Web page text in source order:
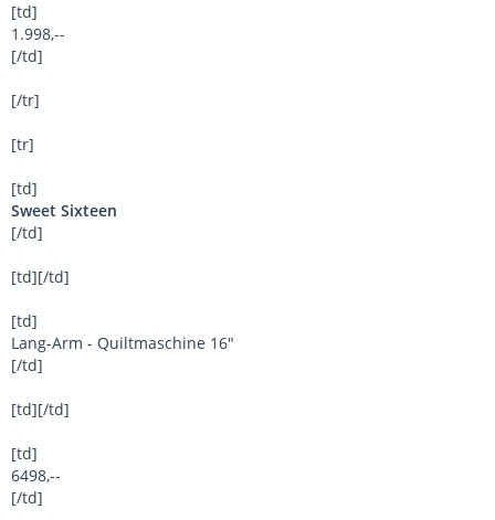
[td]
1.998,--
[/td]
[/tr]
[tr]
[td]
Sweet Sixteen
[/td]
[td][/td]
[td]
Lang-Arm - Quiltmaschine 16"
[/td]
[td][/td]
[td]
6498,--
[/td]